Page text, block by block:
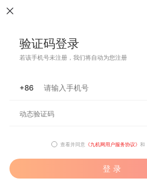
验证码登录
若该手机号未注册，我们将自动为您注册
+86
查看并同意 《九机网用户服务协议》 和
登 录